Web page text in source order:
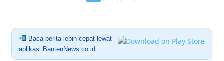
Baca berita lebih cepat lewat
aplikasi BantenNews.co.id